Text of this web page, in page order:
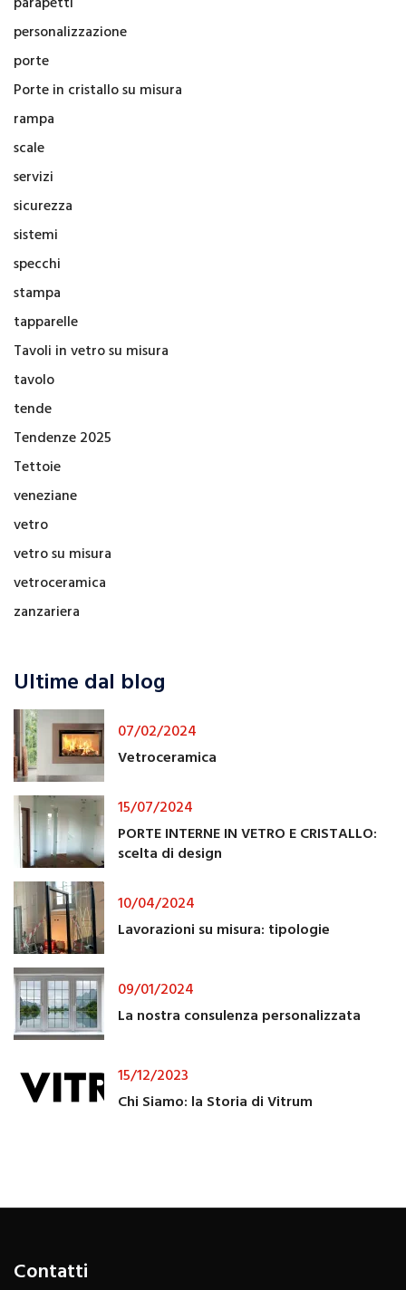
personalizzazione
porte
Porte in cristallo su misura
rampa
scale
servizi
sicurezza
sistemi
specchi
stampa
tapparelle
Tavoli in vetro su misura
tavolo
tende
Tendenze 2025
Tettoie
veneziane
vetro
vetro su misura
vetroceramica
zanzariera
Ultime dal blog
07/02/2024
Vetroceramica
15/07/2024
PORTE INTERNE IN VETRO E CRISTALLO:
scelta di design
10/04/2024
Lavorazioni su misura: tipologie
09/01/2024
La nostra consulenza personalizzata
15/12/2023
Chi Siamo: la Storia di Vitrum
Contatti